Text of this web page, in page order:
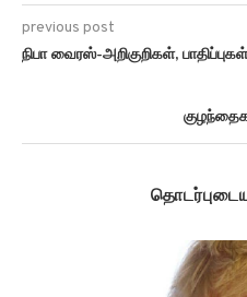
previous post
நிபா வைரஸ்-அறிகுறிகள்,